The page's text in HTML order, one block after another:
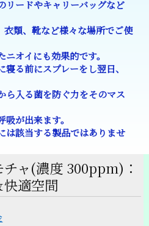
ードやキャリーバッグなど
類、靴など様々な場所でご使
オイにも効果的です。
る前にスプレーをし翌日、
入る菌を防ぐ力をそのマス
が出来ます。
該当する製品ではありませ
ャ(濃度 300ppm)：
適空間